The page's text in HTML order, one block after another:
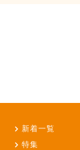
新着一覧
特集